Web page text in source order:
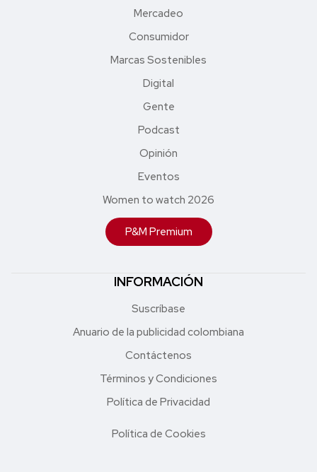
Mercadeo
Consumidor
Marcas Sostenibles
Digital
Gente
Podcast
Opinión
Eventos
Women to watch 2026
P&M Premium
INFORMACIÓN
Suscríbase
Anuario de la publicidad colombiana
Contáctenos
Términos y Condiciones
Política de Privacidad
Política de Cookies